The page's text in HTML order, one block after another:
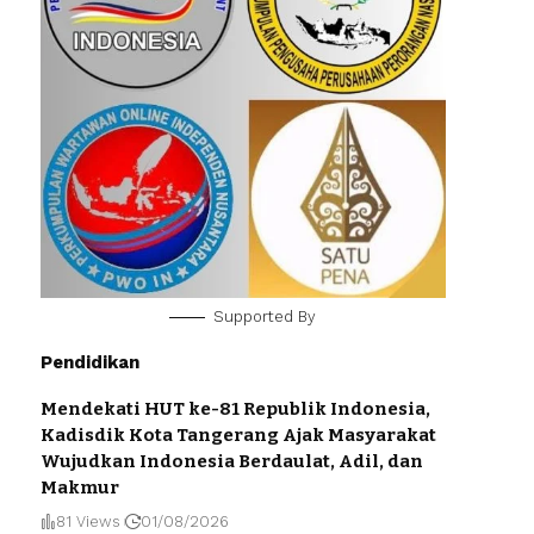
Supported By
Pendidikan
Mendekati HUT ke-81 Republik Indonesia,
Kadisdik Kota Tangerang Ajak Masyarakat
Wujudkan Indonesia Berdaulat, Adil, dan
Makmur
81 Views 01/08/2026